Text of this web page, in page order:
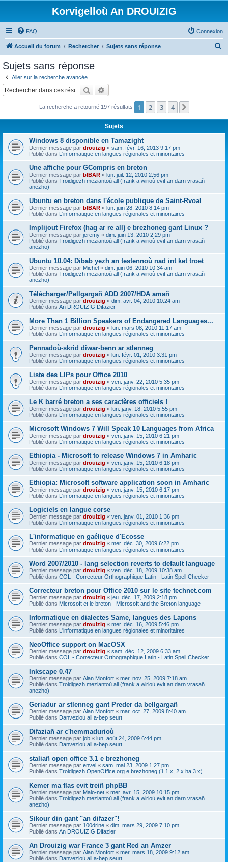
Korvigelloù An DROUIZIG
FAQ Connexion
Accueil du forum Rechercher Sujets sans réponse
c
Sujets sans réponse
Aller sur la recherche avancée
Rechercher
La recherche a retourné 197 résultats 1 2 3 4
Sujets
Windows 8 disponible en Tamazight
Dernier message par drouizig « sam. févr. 16, 2013 9:17 pm
Publié dans L'informatique en langues régionales et minoritaires
Une affiche pour GCompris en breton
Dernier message par bIBAR « lun. juil. 12, 2010 2:56 pm
Publié dans Troidigezh meziantoù all (frank a wirioù evit an darn vrasañ
anezho)
Ubuntu en breton dans l'école publique de Saint-Rvoal
Dernier message par bIBAR « lun. juin 28, 2010 8:14 pm
Publié dans L'informatique en langues régionales et minoritaires
Implijout Firefox (hag ar re all) e brezhoneg gant Linux ?
Dernier message par jeremy « dim. juin 13, 2010 2:29 pm
Publié dans Troidigezh meziantoù all (frank a wirioù evit an darn vrasañ
anezho)
Ubuntu 10.04: Dibab yezh an testennoù nad int ket troet
Dernier message par Michel « dim. juin 06, 2010 10:34 am
Publié dans Troidigezh meziantoù all (frank a wirioù evit an darn vrasañ
anezho)
Télécharger/Pellgargañ ADD 2007/HDA amañ
Dernier message par drouizig « dim. avr. 04, 2010 10:24 am
Publié dans An DROUIZIG Difazier
More Than 1 Billion Speakers of Endangered Languages...
Dernier message par drouizig « lun. mars 08, 2010 11:17 am
Publié dans L'informatique en langues régionales et minoritaires
Pennadoù-skrid diwar-benn ar stlenneg
Dernier message par drouizig « lun. févr. 01, 2010 3:31 pm
Publié dans L'informatique en langues régionales et minoritaires
Liste des LIPs pour Office 2010
Dernier message par drouizig « ven. janv. 22, 2010 5:35 pm
Publié dans L'informatique en langues régionales et minoritaires
Le K barré breton a ses caractères officiels !
Dernier message par drouizig « lun. janv. 18, 2010 5:55 pm
Publié dans L'informatique en langues régionales et minoritaires
Microsoft Windows 7 Will Speak 10 Languages from Africa
Dernier message par drouizig « ven. janv. 15, 2010 6:21 pm
Publié dans L'informatique en langues régionales et minoritaires
Ethiopia - Microsoft to release Windows 7 in Amharic
Dernier message par drouizig « ven. janv. 15, 2010 6:18 pm
Publié dans L'informatique en langues régionales et minoritaires
Ethiopia: Microsoft software application soon in Amharic
Dernier message par drouizig « ven. janv. 15, 2010 6:17 pm
Publié dans L'informatique en langues régionales et minoritaires
Logiciels en langue corse
Dernier message par drouizig « ven. janv. 01, 2010 1:36 pm
Publié dans L'informatique en langues régionales et minoritaires
L'informatique en gaélique d'Ecosse
Dernier message par drouizig « mer. déc. 30, 2009 6:22 pm
Publié dans L'informatique en langues régionales et minoritaires
Word 2007/2010 - lang selection reverts to default language
Dernier message par drouizig « ven. déc. 18, 2009 10:38 am
Publié dans COL - Correcteur Orthographique Latin - Latin Spell Checker
Correcteur breton pour Office 2010 sur le site technet.com
Dernier message par drouizig « jeu. déc. 17, 2009 2:18 pm
Publié dans Microsoft et le breton - Microsoft and the Breton language
Informatique en dialectes Same, langues des Lapons
Dernier message par drouizig « mer. déc. 16, 2009 5:46 pm
Publié dans L'informatique en langues régionales et minoritaires
NeoOffice support on MacOSX
Dernier message par drouizig « sam. déc. 12, 2009 6:33 am
Publié dans COL - Correcteur Orthographique Latin - Latin Spell Checker
Inkscape 0.47
Dernier message par Alan Monfort « mer. nov. 25, 2009 7:18 am
Publié dans Troidigezh meziantoù all (frank a wirioù evit an darn vrasañ
anezho)
Geriadur ar stlenneg gant Preder da bellgargañ
Dernier message par Alan Monfort « mar. oct. 27, 2009 8:40 am
Publié dans Danvezioù all a-bep seurt
Difaziañ ar c'hemmadurioù
Dernier message par job « lun. août 24, 2009 6:44 pm
Publié dans Danvezioù all a-bep seurt
staliañ open office 3.1 e brezhoneg
Dernier message par envel « sam. mai 23, 2009 1:27 pm
Publié dans Troidigezh OpenOffice.org e brezhoneg (1.1.x, 2.x ha 3.x)
Kemer ma flas evit treiñ phpBB
Dernier message par Malo-net « mer. avr. 15, 2009 10:15 pm
Publié dans Troidigezh meziantoù all (frank a wirioù evit an darn vrasañ
anezho)
Sikour din gant "an difazer"!
Dernier message par 100drine « dim. mars 29, 2009 7:10 pm
Publié dans An DROUIZIG Difazier
An Drouizig war France 3 gant Red an Amzer
Dernier message par Alan Monfort « mer. mars 18, 2009 9:12 am
Publié dans Danvezioù all a-bep seurt